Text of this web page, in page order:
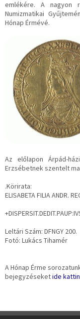
emlékére. A nagyon
Numizmatikai
Hónap Érmévé.
Az előlapon Árpád-
Erzsébetnek szentelt
.Körirata:
ELISABETA FILIA ANDR.
Leltári Szám: DFNGY 200.
Fotó: Lukács Tihamér
A Hónap Érme
bejegyzéseketide